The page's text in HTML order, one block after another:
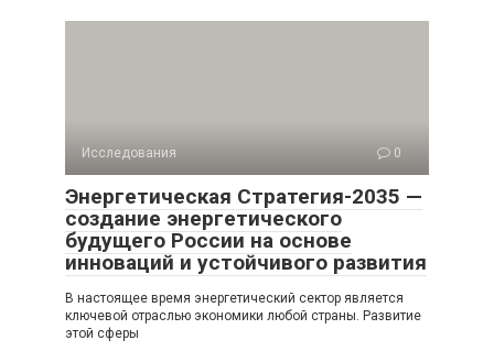
Исследования 0
Энергетическая Стратегия-2035 —
создание энергетического
будущего России на основе
инноваций и устойчивого развития
В настоящее время энергетический сектор является
ключевой отраслью экономики любой страны. Развитие
этой сферы